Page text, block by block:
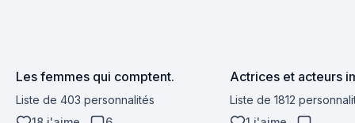
Les femmes qui comptent.
Liste de 403 personnalités
Actrices et acteurs
Liste de 1812